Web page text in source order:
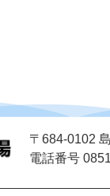
〒684-0102
電話番号